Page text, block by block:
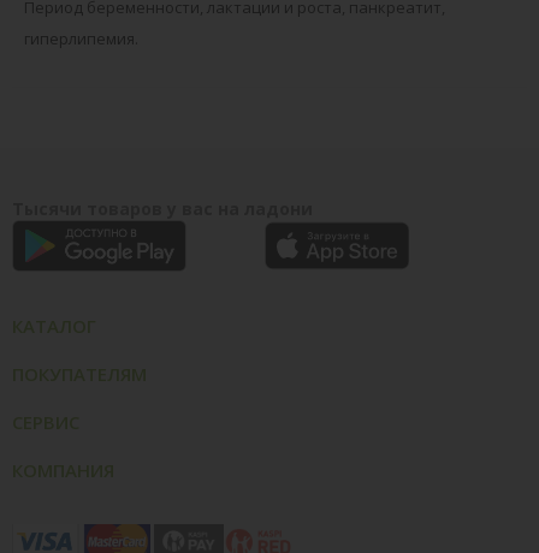
Период беременности, лактации и роста, панкреатит,
гиперлипемия.